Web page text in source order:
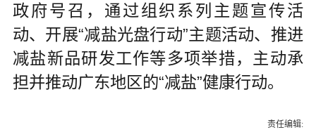
政府号召，通过组织系列主题宣传活
动、开展“减盐光盘行动”主题活动、推进
减盐新品研发工作等多项举措，主动承
担并推动广东地区的“减盐”健康行动。
责任编辑: